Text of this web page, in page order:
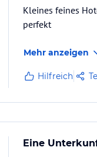
Kleines feines
perfekt
Mehr anzeigen
Hilfreich
Eine